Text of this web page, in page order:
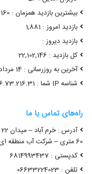
بیشترین بازدید همزمان : 1160
بازدید امروز : 1,881
بازدید دیروز :
کل بازدید : 22,102,146
آخرین به روزرسانی : 14 مرداد 1405 12:11:41
شناسه IP شما : 216.73.216.31
راه‌های تماس با ما
60 متری – شرکت آب منطقه ای لرستان
کدپستی : 6814993437
تلفن : 06633224023